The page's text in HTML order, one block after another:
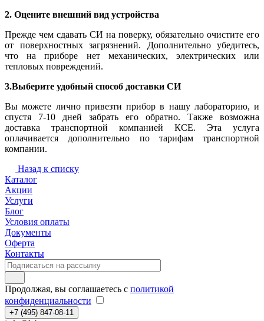
2. Оцените внешний вид устройства
Прежде чем сдавать СИ на поверку, обязательно очистите его
от поверхностных загрязнений. Дополнительно убедитесь,
что на приборе нет механических, электрических или
тепловых повреждений.
3.Выберите удобный способ доставки СИ
Вы можете лично привезти прибор в нашу лабораторию, и
спустя 7-10 дней забрать его обратно. Также возможна
доставка транспортной компанией КСЕ. Эта услуга
оплачивается дополнительно по тарифам транспортной
компании.
Назад к списку
Каталог
Акции
Услуги
Блог
Условия оплаты
Документы
Оферта
Контакты
Продолжая, вы соглашаетесь с политикой
конфиденциальности
+7 (495) 847-08-11